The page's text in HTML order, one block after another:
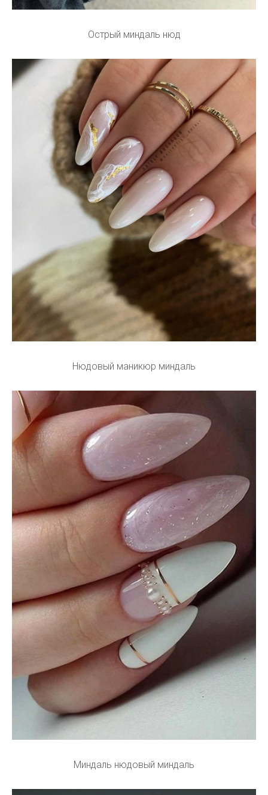
Острый миндаль нюд
Нюдовый маникюр миндаль
Миндаль нюдовый миндаль